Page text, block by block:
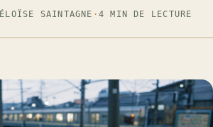
ÉLOÏSE SAINTAGNE · 4 MIN DE LECTURE